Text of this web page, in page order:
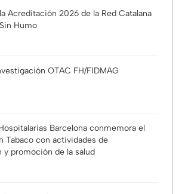
Acreditación 2026 de la Red Catalana
Humo
OTAC FH/FIDMAG
Barcelona conmemora el
Tabaco con actividades de
y promoción de la salud